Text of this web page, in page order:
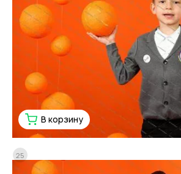
В корзину
25